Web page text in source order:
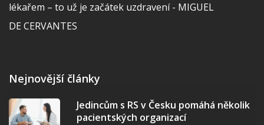
lékařem – to už je začátek uzdravení - MIGUEL
DE CERVANTES
Nejnovější články
Jedincům s RS v Česku pomáhá několik
pacientských organizací